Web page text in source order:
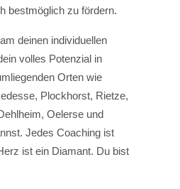
bestmöglich zu fördern.
deinen individuellen
volles Potenzial in
Orten wie
Plockhorst, Rietze,
Oelerse und
Jedes Coaching ist
ist ein Diamant. Du bist